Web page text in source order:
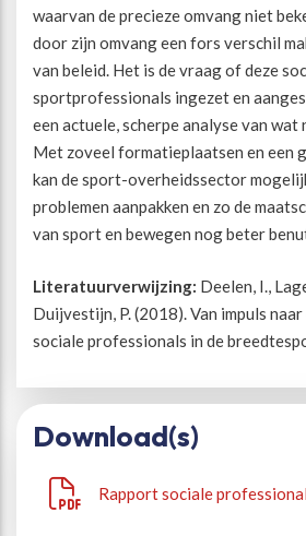
waarvan de precieze omvang niet
door zijn omvang een fors verschil
van beleid. Het is de vraag of deze
sportprofessionals ingezet en
een actuele, scherpe analyse van wat
Met zoveel formatieplaatsen en een
kan de sport-overheidssector
problemen aanpakken en zo de
van sport en bewegen nog beter
Literatuurverwijzing: Deelen, I.,
Duijvestijn, P. (2018). Van impuls
sociale professionals in de
Download(s)
Rapport sociale